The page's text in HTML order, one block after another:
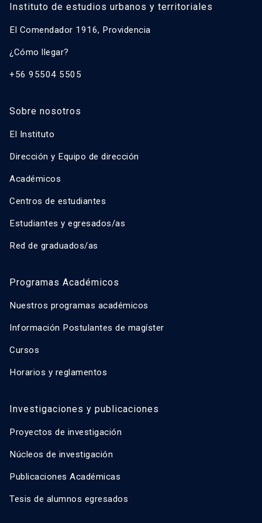
Instituto de estudios urbanos y territoriales
El Comendador 1916, Providencia
¿Cómo llegar?
+56 95504 5505
Sobre nosotros
El Instituto
Dirección y Equipo de dirección
Académicos
Centros de estudiantes
Estudiantes y egresados/as
Red de graduados/as
Programas Académicos
Nuestros programas académicos
Información Postulantes de magíster
Cursos
Horarios y reglamentos
Investigaciones y publicaciones
Proyectos de investigación
Núcleos de investigación
Publicaciones Académicas
Tesis de alumnos egresados